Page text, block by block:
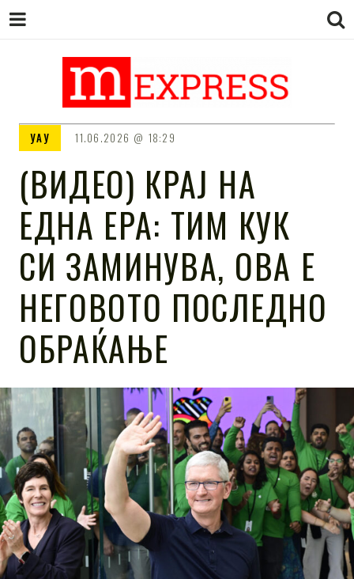
M EXPRESS
УАУ 11.06.2026 18:29
(ВИДЕО) КРАЈ НА
ЕДНА ЕРА: ТИМ КУК
СИ ЗАМИНУВА, ОВА Е
НЕГОВОТО ПОСЛЕДНО
ОБРАЌАЊЕ